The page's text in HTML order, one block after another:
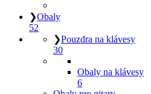
❯Obaly
52
❯Pouzdra na klávesy
30
Obaly na klávesy
6